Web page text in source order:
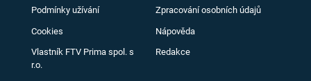
Podmínky užívání Zpracování osobních údajů
Cookies Nápověda
Vlastník FTV Prima spol. s
r.o.
Redakce